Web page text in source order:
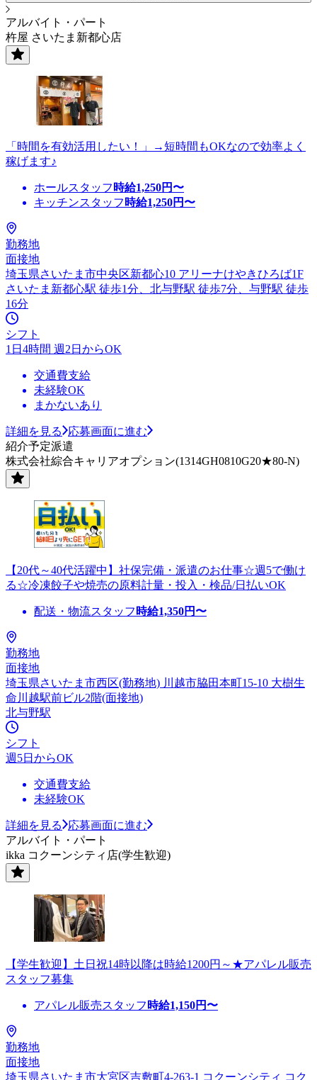
アルバイト・パート
杵屋 さいたま新都心店
「時間を有効活用したい！」→短時間もOKなので効率よく
稼げます♪
ホールスタッフ 時給1,250円〜
キッチンスタッフ 時給1,250円〜
勤務地
面接地
埼玉県さいたま市中央区新都心10 アリーナけやきひろば1F
さいたま新都心駅 徒歩1分、北与野駅 徒歩7分、与野駅 徒歩
16分
シフト
1日4時間 週2日からOK
交通費支給
未経験OK
まかないあり
詳細を見る
応募画面に進む
紹介予定派遣
株式会社綜合キャリアオプション(1314GH0810G20★80-N)
【20代～40代活躍中】社保完備・派遣のお仕事☆週5で働け
る☆冷凍餃子や焼売の原料計量・投入・検品/日払いOK
配送・物流スタッフ 時給1,350円〜
勤務地
面接地
埼玉県さいたま市西区(勤務地) 川越市脇田本町15-10 大樹生
命川越駅前ビル2階(面接地)
北与野駅
シフト
週5日からOK
交通費支給
未経験OK
詳細を見る
応募画面に進む
アルバイト・パート
ikka コクーンシティ店(学生歓迎)
【学生歓迎】土日祝14時以降は時給1200円～★アパレル販売
スタッフ募集
アパレル販売スタッフ 時給1,150円〜
勤務地
面接地
埼玉県さいたま市大宮区吉敷町4-263-1 コクーンシティ コク